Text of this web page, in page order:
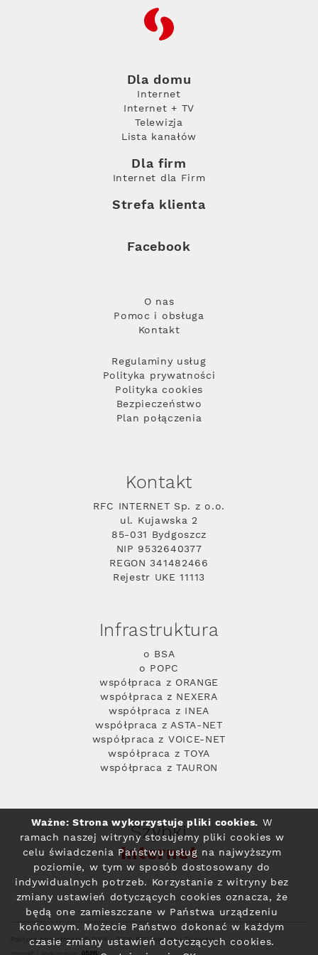
RFC
Dla domu
Internet
Internet + TV
Telewizja
Lista kanałów
Dla firm
Internet dla Firm
Strefa klienta
Facebook
O nas
Pomoc i obsługa
Kontakt
Regulaminy usług
Polityka prywatności
Polityka cookies
Bezpieczeństwo
Plan połączenia
Kontakt
RFC INTERNET Sp. z o.o.
ul. Kujawska 2
85-031 Bydgoszcz
NIP 9532640377
REGON 341482466
Rejestr UKE 11113
Infrastruktura
o BSA
o POPC
współpraca z ORANGE
współpraca z NEXERA
współpraca z INEA
współpraca z ASTA-NET
współpraca z VOICE-NET
współpraca z TOYA
współpraca z TAURON
Szybki
Internet
Polityka prywatności© 2004 - 2026 RFC Internet i Telewizja
Ważne: Strona wykorzystuje pliki cookies. W
ramach naszej witryny stosujemy pliki cookies w
celu świadczenia Państwu usług na najwyższym
poziomie, w tym w sposób dostosowany do
indywidualnych potrzeb. Korzystanie z witryny bez
zmiany ustawień dotyczących cookies oznacza, że
będą one zamieszczane w Państwa urządzeniu
końcowym. Możecie Państwo dokonać w każdym
czasie zmiany ustawień dotyczących cookies.